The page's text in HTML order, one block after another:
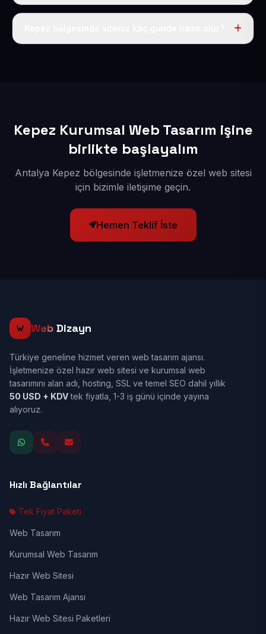
Tek fiyat uygulanır: yıllık 50 USD + KDV. Bu bedele alan
Kepez Kurumsal Web Tasarım işine
birlikte başlayalım
Antalya Kepez bölgesinde işletmenize özel web sitesi
için bizimle iletişime geçin.
Hemen Teklif İste
Web Dizayn
Türkiye geneline hizmet veren web tasarım ajansı.
İşletmenize özel hazır web sitesi ve kurumsal web
tasarımını alan adı, hosting, SSL ve temel SEO dahil yıllık
50 USD + KDVtek fiyatla, 1-3 iş günü içinde yayına
alıyoruz.
Hızlı Bağlantılar
Tek Fiyat Paketi
Web Tasarım
Kurumsal Web Tasarım
Hazır Web Sitesi
Web Tasarım Ajansı
Hazır Web Sitesi Paketleri